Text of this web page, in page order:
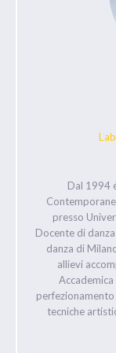
Dal 1994
presso
Docente di
danza di
allievi
tecniche